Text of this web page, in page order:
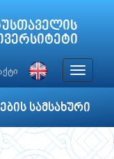
Toggle
სამსახური